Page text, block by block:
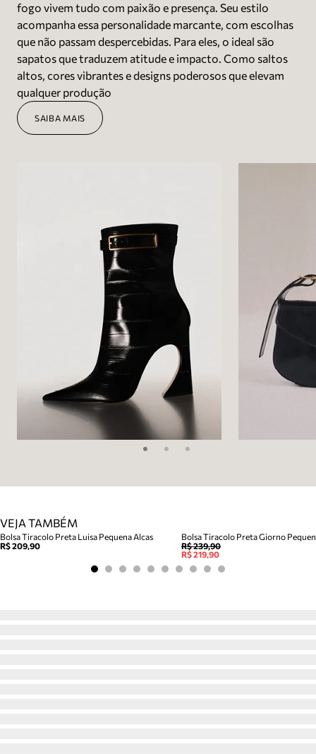
fogo vivem tudo com paixão e presença. Seu estilo
acompanha essa personalidade marcante, com escolhas
que não passam despercebidas. Para eles, o ideal são
sapatos que traduzem atitude e impacto. Como saltos
altos, cores vibrantes e designs poderosos que elevam
qualquer produção
SAIBA MAIS
VEJA TAMBÉM
Bolsa Tiracolo Preta Luisa Pequena Alcas
R$ 209,90
Bolsa Tiracolo Preta Giorno
R$ 239,90
R$ 219,90